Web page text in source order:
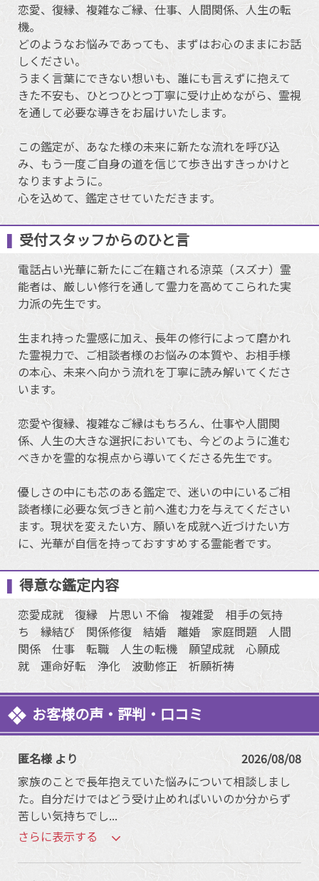
恋愛、復縁、複雑なご縁、仕事、人間関係、人生の転
機。
どのようなお悩みであっても、まずはお心のままにお話
しください。
うまく言葉にできない想いも、誰にも言えずに抱えて
きた不安も、ひとつひとつ丁寧に受け止めながら、霊視
を通して必要な導きをお届けいたします。
この鑑定が、あなた様の未来に新たな流れを呼び込
み、もう一度ご自身の道を信じて歩き出すきっかけと
なりますように。
心を込めて、鑑定させていただきます。
受付スタッフからのひと言
電話占い光華に新たにご在籍される涼菜（スズナ）霊
能者は、厳しい修行を通して霊力を高めてこられた実
力派の先生です。
生まれ持った霊感に加え、長年の修行によって磨かれ
た霊視力で、ご相談者様のお悩みの本質や、お相手様
の本心、未来へ向かう流れを丁寧に読み解いてくださ
います。
恋愛や復縁、複雑なご縁はもちろん、仕事や人間関
係、人生の大きな選択においても、今どのように進む
べきかを霊的な視点から導いてくださる先生です。
優しさの中にも芯のある鑑定で、迷いの中にいるご相
談者様に必要な気づきと前へ進む力を与えてください
ます。現状を変えたい方、願いを成就へ近づけたい方
に、光華が自信を持っておすすめする霊能者です。
得意な鑑定内容
恋愛成就 復縁 片思い 不倫 複雑愛 相手の気持
ち 縁結び 関係修復 結婚 離婚 家庭問題 人間
関係 仕事 転職 人生の転機 願望成就 心願成
就 運命好転 浄化 波動修正 祈願祈祷
お客様の声・評判・口コミ
匿名様 より
2026/08/08
家族のことで長年抱えていた悩みについて相談しまし
た。自分だけではどう受け止めればいいのか分からず
苦しい気持ちでし...
さらに表示する